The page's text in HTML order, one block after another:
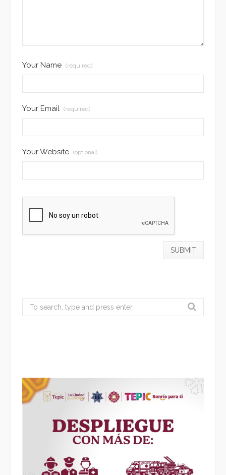
Your Name (required)
Your Email (required)
Your Website (optional)
Search
for: